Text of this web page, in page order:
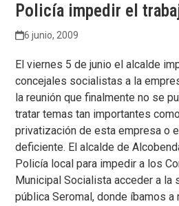
Policía impedir el
6 junio, 2009
El viernes 5 de junio el alcalde
concejales socialistas a la
la reunión que finalmente no se
tratar temas tan importantes
privatización de esta empresa o
deficiente. El alcalde de
Policía local para impedir a los
Municipal Socialista acceder a la
pública Seromal, donde íbamos a